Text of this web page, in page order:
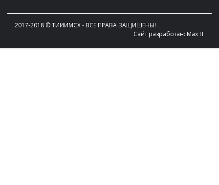
2017-2018 © TИИИМСХ - ВСЕ ПРАВА ЗАЩИЩЕНЫ!
Сайт разработан: Max IT